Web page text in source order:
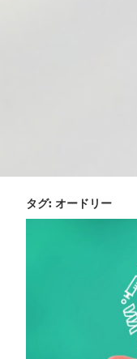
タグ: オードリー